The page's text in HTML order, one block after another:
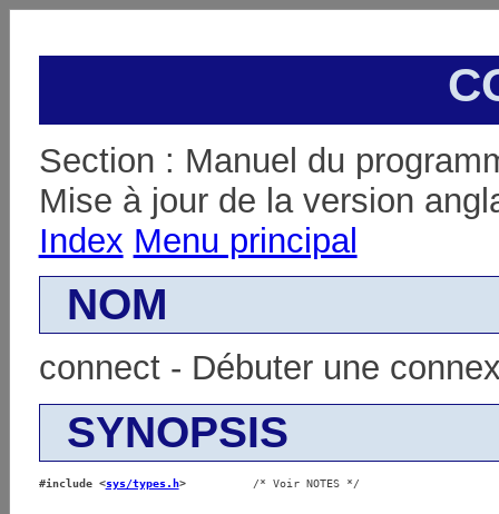
Section : Manuel du
Mise à jour de la version
Index Menu principal
NOM
connect - Débuter une
SYNOPSIS
#include <sys/types.h>